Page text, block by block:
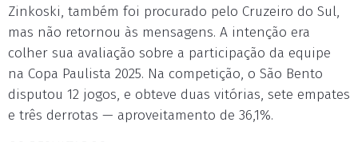
Zinkoski, também foi procurado pelo Cruzeiro do Sul,
mas não retornou às mensagens. A intenção era
colher sua avaliação sobre a participação da equipe
na Copa Paulista 2025. Na competição, o São Bento
disputou 12 jogos, e obteve duas vitórias, sete empates
e três derrotas — aproveitamento de 36,1%.